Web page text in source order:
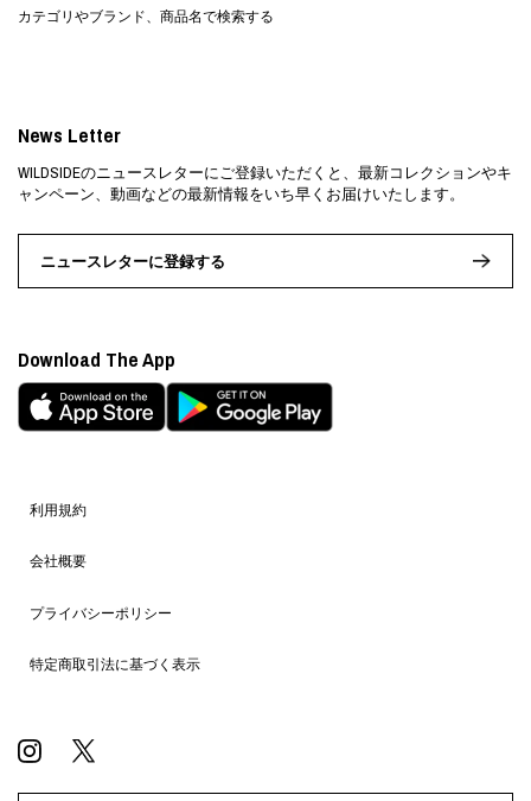
カテゴリやブランド、商品名で検索する
利用規約
会社概要
プライバシーポリシー
特定商取引法に基づく表示
News Letter
WILDSIDEのニュースレターにご登録いただくと、最新コレクションやキ
ャンペーン、動画などの最新情報をいち早くお届けいたします。
ニュースレターに登録する
Download The App